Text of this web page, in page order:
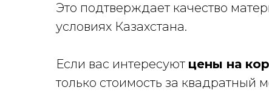
Это подтверждает качество
условиях Казахстана.
Если вас интересуют цены на
только стоимость за квадратный